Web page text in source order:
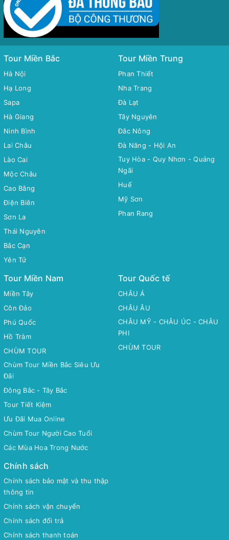
Tour Miền Bắc
Hà Nội
Hạ Long
Sapa
Hà Giang
Ninh Bình
Lai Châu
Lào Cai
Mộc Châu
Cao Bằng
Điện Biên
Sơn La
Thái Nguyên
Bắc Cạn
Yên Tử
Tour Miền Trung
Phan Thiết
Nha Trang
Đà Lạt
Tây Nguyên
Đắc Nông
Đà Năng - Hội An
Tuy Hòa - Quy Nhơn - Quảng
Ngãi
Huế
Mỹ Sơn
Phan Rang
Tour Miền Nam
Miền Tây
Côn Đảo
Phú Quốc
Hồ Tràm
CHÙM TOUR
Chùm Tour Miền Bắc Siêu Ưu
Đãi
Đông Bắc - Tây Bắc
Tour Tiết Kiệm
Ưu Đãi Mua Online
Chùm Tour Người Cao Tuổi
Các Mùa Hoa Trong Nước
Tour Quốc tế
CHÂU Á
CHÂU ÂU
CHÂU MỸ - CHÂU ÚC - CHÂU
PHI
CHÙM TOUR
Chính sách
Chính sách bảo mật và thu thập
thông tin
Chính sách vận chuyển
Chính sách đổi trả
Chính sách thanh toán